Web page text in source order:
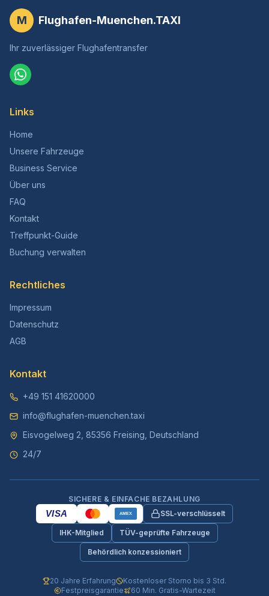
M Flughafen-Muenchen.TAXI
Ihr zuverlässiger Flughafentransfer
Links
Home
Unsere Fahrzeuge
Business Service
Über uns
FAQ
Kontakt
Treffpunkt-Guide
Buchung verwalten
Rechtliches
Impressum
Datenschutz
AGB
Kontakt
+49 151 41620000
info@flughafen-muenchen.taxi
Eisvogelweg 2, 85356 Freising, Deutschland
24/7
SICHERE & EINFACHE BEZAHLUNG
VISA AMEX SSL-verschlüsselt
IHK-Mitglied TÜV-geprüfte Fahrzeuge
Behördlich konzessioniert
20 Jahre Erfahrung
Kostenloser Storno bis 3 Std.
Festpreisgarantie
60 Min. Gratis-Wartezeit